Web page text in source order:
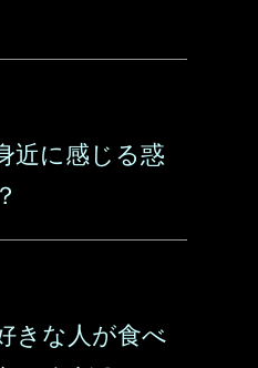
近に感じる惑
きな人が食べ